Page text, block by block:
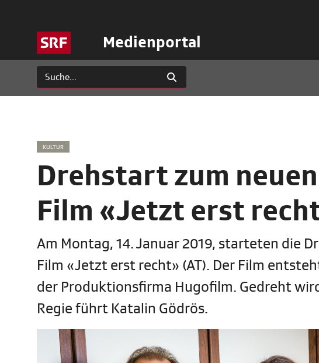
Medienportal
KULTUR
Drehstart zum
Film «Jetzt erst
Am Montag, 14. Januar 2019, starteten die
Film «Jetzt erst recht» (AT). Der Film
der Produktionsfirma Hugofilm. Gedreht
Regie führt Katalin Gödrös.